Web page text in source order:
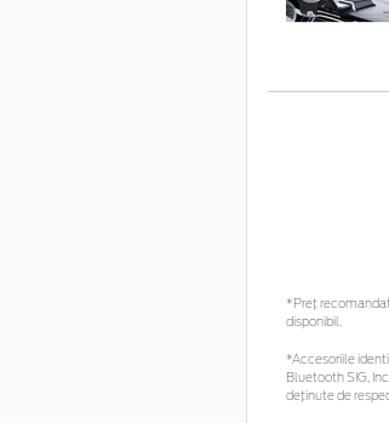
*Preţ
disponibil.
*Accesoriile
Bluetooth SIG,
deținute de